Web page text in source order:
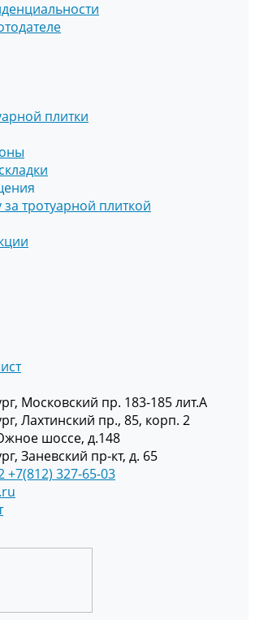
плитки
тротуарной плиткой
Московский пр. 183-185 лит.А
Лахтинский пр., 85, корп. 2
шоссе, д.148
Заневский пр-кт, д. 65
+7(812) 327-65-03